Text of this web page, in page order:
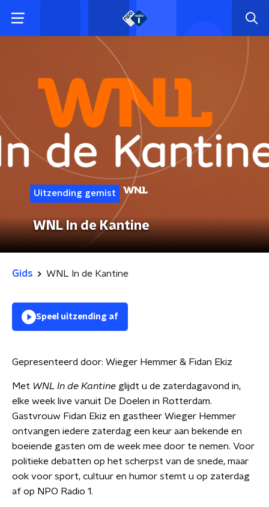
Uitzending gemist
WNL In de Kantine
Gids WNL In de Kantine
Speel uitzending af
Gepresenteerd door: Wieger Hemmer & Fidan Ekiz
Met WNL In de Kantine glijdt u de zaterdagavond in,
elke week live vanuit De Doelen in Rotterdam.
Gastvrouw Fidan Ekiz en gastheer Wieger Hemmer
ontvangen iedere zaterdag een keur aan bekende en
boeiende gasten om de week mee door te nemen. Voor
politieke debatten op het scherpst van de snede, maar
ook voor sport, cultuur en humor stemt u op zaterdag
af op NPO Radio 1.